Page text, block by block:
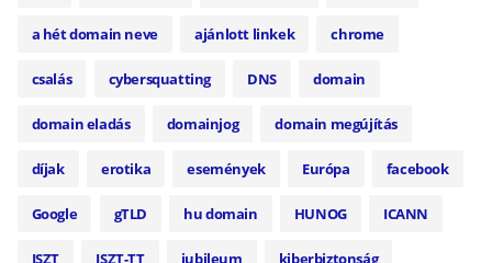
a hét domain neve ajánlott linkek chrome
csalás cybersquatting DNS domain
domain eladás domainjog domain megújítás
díjak erotika események Európa facebook
Google gTLD hu domain HUNOG ICANN
ISZT ISZT-TT jubileum kiberbiztonság